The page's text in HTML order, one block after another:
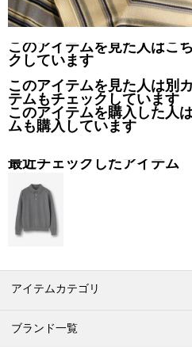
このアイテムを見た人はこ
クしています
このアイテムを見た人は別
テムもチェックしています
このアイテムを購入した人
ムも購入しています
最近チェックしたアイテム
アイテムカテゴリ
ブランド一覧